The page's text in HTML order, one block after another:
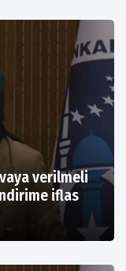
verilmeli
iflas